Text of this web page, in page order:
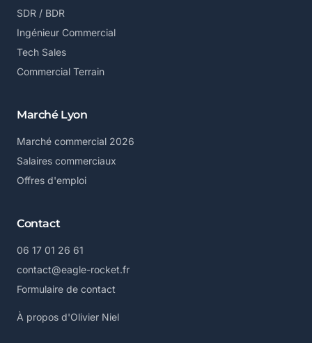
SDR / BDR
Ingénieur Commercial
Tech Sales
Commercial Terrain
Marché Lyon
Marché commercial 2026
Salaires commerciaux
Offres d'emploi
Contact
06 17 01 26 61
contact@eagle-rocket.fr
Formulaire de contact
À propos d'Olivier Niel